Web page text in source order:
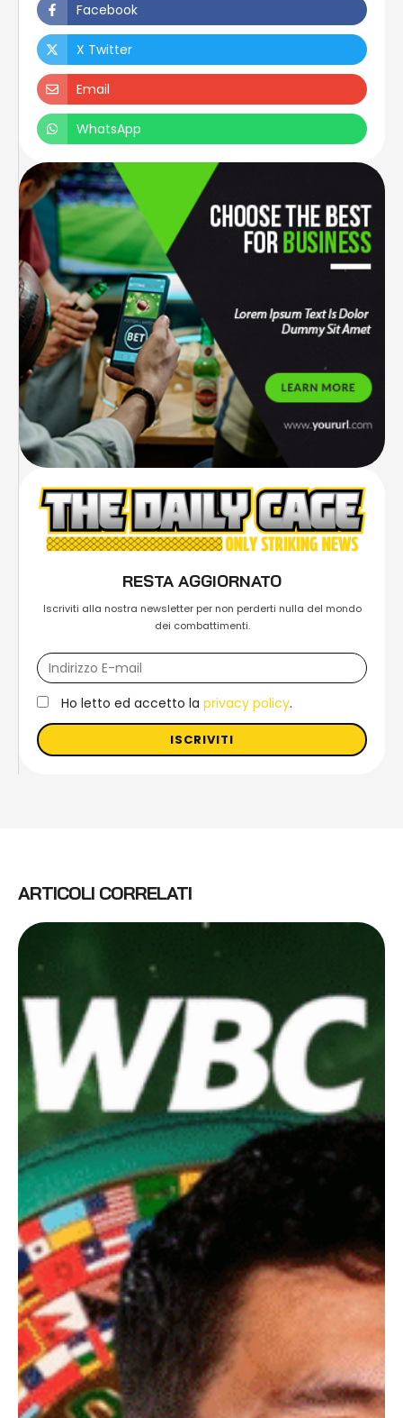
Facebook
X Twitter
Email
WhatsApp
RESTA AGGIORNATO
Iscriviti alla nostra newsletter per non perderti nulla del mondo
dei combattimenti.
Ho letto ed accetto la privacy policy.
ISCRIVITI
ARTICOLI CORRELATI